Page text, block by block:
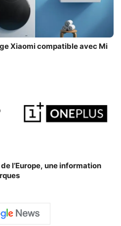
Xiaomi compatible avec Mi
l’Europe, une information